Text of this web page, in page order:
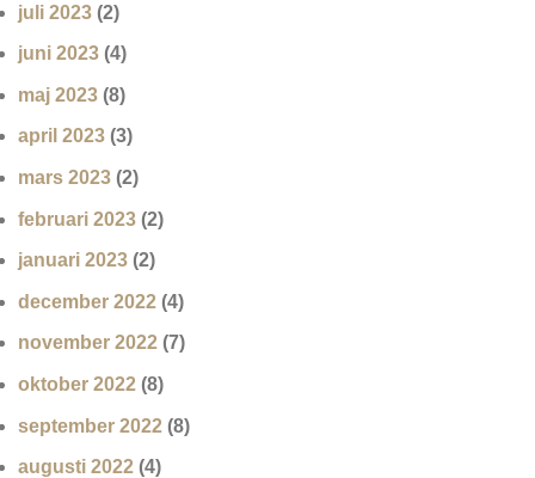
juli 2023 (2)
juni 2023 (4)
maj 2023 (8)
april 2023 (3)
mars 2023 (2)
februari 2023 (2)
januari 2023 (2)
december 2022 (4)
november 2022 (7)
oktober 2022 (8)
september 2022 (8)
augusti 2022 (4)